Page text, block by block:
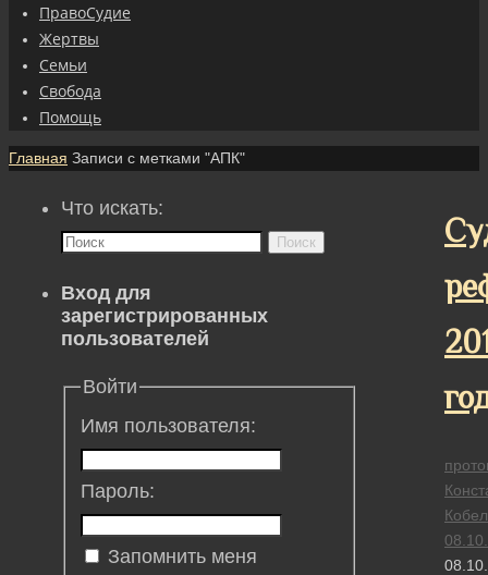
ПравоСудие
Жертвы
Семьи
Свобода
Помощь
Главная Записи с метками "АПК"
Что искать:
Поиск
Вход для
зарегистрированных
пользователей
Войти
Имя пользователя:
Пароль:
Запомнить меня